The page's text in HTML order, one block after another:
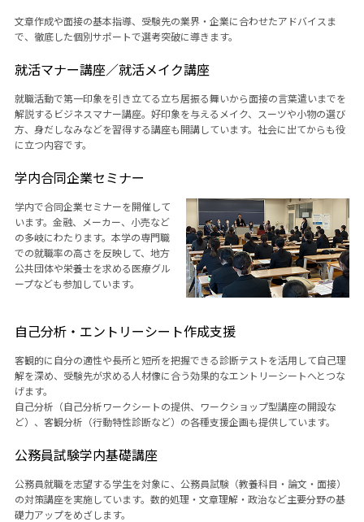
文章作成や面接の基本指導、受験先の業界・企業に合わせたアドバイスま
で、徹底した個別サポートで選考突破に導きます。
就活マナー講座／就活メイク講座
就職活動で第一印象を引き立てる立ち居振る舞いから面接の言葉遣いまでを
解説するビジネスマナー講座。好印象を与えるメイク、スーツや小物の選び
方、身だしなみなどを習得する講座も開講しています。社会に出てからも役
に立つ内容です。
学内合同企業セミナー
学内で合同企業セミナーを開催して
います。金融、メーカー、小売など
の多岐にわたります。本学の専門職
での就職率の高さを反映して、地方
公共団体や栄養士を求める医療グル
ープなども参加しています。
自己分析・エントリーシート作成支援
客観的に自分の適性や長所と短所を把握できる診断テストを活用して自己理
解を深め、受験先が求める人材像に合う効果的なエントリーシートへとつな
げます。
自己分析（自己分析ワークシートの提供、ワークショップ型講座の開設な
ど）、客観分析（行動特性診断など）の各種支援企画も提供しています。
公務員試験学内基礎講座
公務員就職を志望する学生を対象に、公務員試験（教養科目・論文・面接）
の対策講座を実施しています。数的処理・文章理解・政治など主要分野の基
礎力アップをめざします。